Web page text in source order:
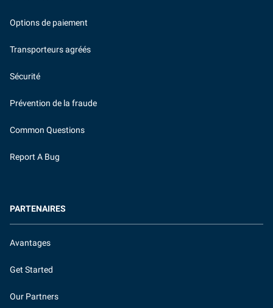
Options de paiement
Transporteurs agréés
Sécurité
Prévention de la fraude
Common Questions
Report A Bug
PARTENAIRES
Avantages
Get Started
Our Partners